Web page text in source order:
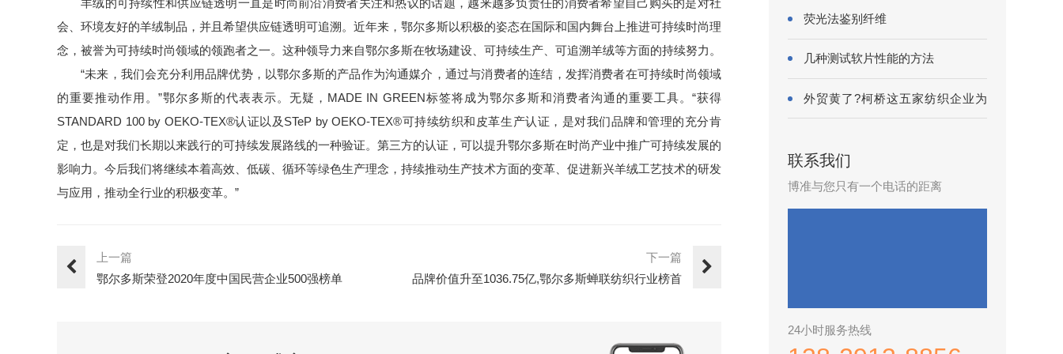
羊绒的可持续性和供应链透明一直是时尚前沿消费者关注和热议的话题，越来越多负责任的消费者希望自己购买的是对社
会、环境友好的羊绒制品，并且希望供应链透明可追溯。近年来，鄂尔多斯以积极的姿态在国际和国内舞台上推进可持续时尚理
念，被誉为可持续时尚领域的领跑者之一。这种领导力来自鄂尔多斯在牧场建设、可持续生产、可追溯羊绒等方面的持续努力。
“未来，我们会充分利用品牌优势，以鄂尔多斯的产品作为沟通媒介，通过与消费者的连结，发挥消费者在可持续时尚领域
的重要推动作用。”鄂尔多斯的代表表示。无疑，MADE IN GREEN标签将成为鄂尔多斯和消费者沟通的重要工具。“获得
STANDARD 100 by OEKO-TEX®认证以及STeP by OEKO-TEX®可持续纺织和皮革生产认证，是对我们品牌和管理的充分肯
定，也是对我们长期以来践行的可持续发展路线的一种验证。第三方的认证，可以提升鄂尔多斯在时尚产业中推广可持续发展的
影响力。今后我们将继续本着高效、低碳、循环等绿色生产理念，持续推动生产技术方面的变革、促进新兴羊绒工艺技术的研发
与应用，推动全行业的积极变革。”
上一篇
鄂尔多斯荣登2020年度中国民营企业500强榜单
下一篇
品牌价值升至1036.75亿,鄂尔多斯蝉联纺织行业榜首
荧光法鉴别纤维
几种测试软片性能的方法
外贸黄了?柯桥这五家纺织企业为
何底气···
联系我们
博准与您只有一个电话的距离
24小时服务热线